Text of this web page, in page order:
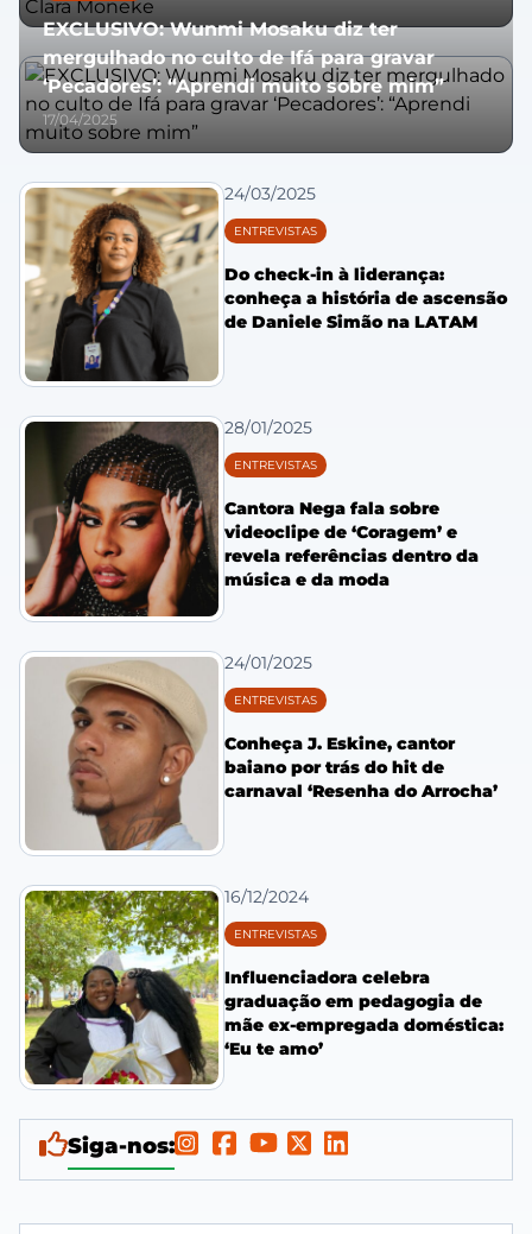
EXCLUSIVO: Wunmi Mosaku diz ter
mergulhado no culto de Ifá para gravar
‘Pecadores’: “Aprendi muito sobre mim”
17/04/2025
24/03/2025
ENTREVISTAS
Do check-in à liderança:
conheça a história de ascensão
de Daniele Simão na LATAM
28/01/2025
ENTREVISTAS
Cantora Nega fala sobre
videoclipe de ‘Coragem’ e
revela referências dentro da
música e da moda
24/01/2025
ENTREVISTAS
Conheça J. Eskine, cantor
baiano por trás do hit de
carnaval ‘Resenha do Arrocha’
16/12/2024
ENTREVISTAS
Influenciadora celebra
graduação em pedagogia de
mãe ex-empregada doméstica:
‘Eu te amo’
Siga-nos: